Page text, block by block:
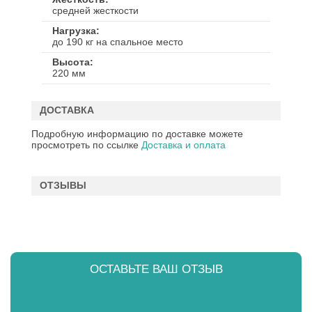
средней жесткости
Нагрузка
до 190 кг на спальное место
Высота
220 мм
ДОСТАВКА
Подробную информацию по доставке можете
просмотреть по ссылке Доставка и оплата
ОТЗЫВЫ
ОСТАВЬТЕ ВАШ ОТЗЫВ